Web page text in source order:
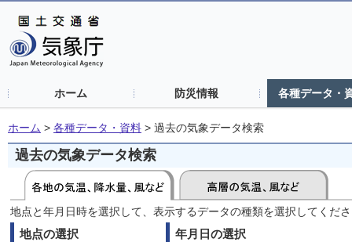
ホーム 防災情報 各種データ・
ホーム > 各種データ・資料 > 過去の気象データ検索
過去の気象データ検索
地点と年月日時を選択して、表示するデータの種類を選択してくだ
地点の選択 年月日の選択